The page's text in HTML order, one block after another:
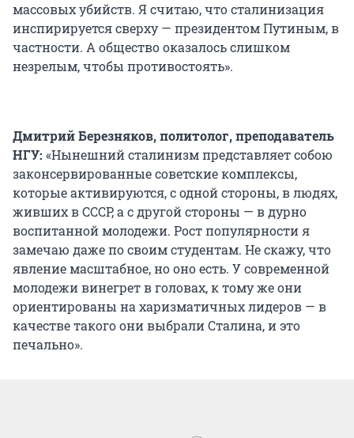
массовых убийств. Я считаю, что сталинизация
инспирируется сверху — президентом Путиным, в
частности. А общество оказалось слишком
незрелым, чтобы противостоять».
Дмитрий Березняков, политолог, преподаватель
НГУ: «Нынешний сталинизм представляет собою
законсервированные советские комплексы,
которые активируются, с одной стороны, в людях,
живших в СССР, а с другой стороны — в дурно
воспитанной молодежи. Рост популярности я
замечаю даже по своим студентам. Не скажу, что
явление масштабное, но оно есть. У современной
молодежи винегрет в головах, к тому же они
ориентированы на харизматичных лидеров — в
качестве такого они выбрали Сталина, и это
печально».